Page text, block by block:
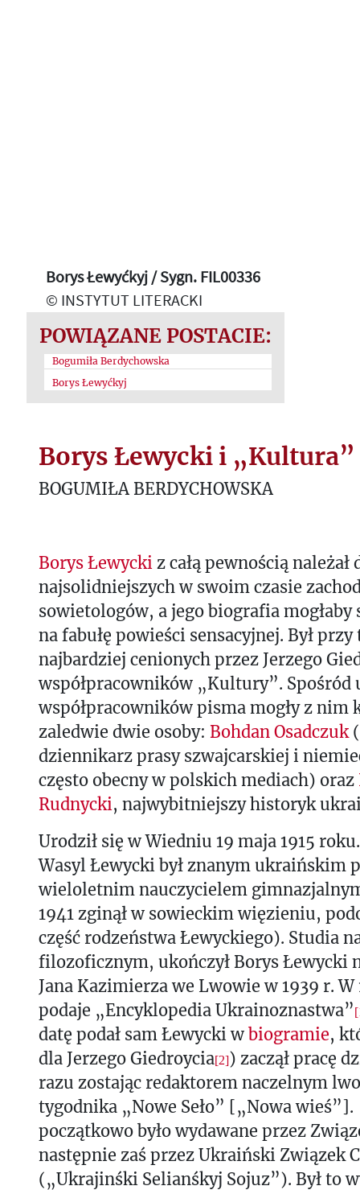
Borys Łewyćkyj / Sygn. FIL00336
© INSTYTUT LITERACKI
POWIĄZANE POSTACIE:
Bogumiła Berdychowska
Borys Łewyćkyj
Borys Łewycki i „Kultura”
BOGUMIŁA BERDYCHOWSKA
Borys Łewycki z całą pewnością należał
najsolidniejszych w swoim czasie
sowietologów, a jego biografia
na fabułę powieści sensacyjnej. Był
najbardziej cenionych przez Jerzego
współpracowników „Kultury”. Spośród
współpracowników pisma mogły z nim
zaledwie dwie osoby: Bohdan Osadczuk
dziennikarz prasy szwajcarskiej i
często obecny w polskich mediach) oraz
Rudnycki, najwybitniejszy historyk
Urodził się w Wiedniu 19 maja 1915
Wasyl Łewycki był znanym ukraińskim
wieloletnim nauczycielem
1941 zginął w sowieckim więzieniu,
część rodzeństwa Łewyckiego). Studia
filozoficznym, ukończył Borys Łewycki
Jana Kazimierza we Lwowie w 1939 r. W
podaje „Encyklopedia Ukrainoznastwa”
datę podał sam Łewycki w biogramie,
dla Jerzego Giedroycia[2]) zaczął pracę
razu zostając redaktorem naczelnym
tygodnika „Nowe Seło” [„Nowa
początkowo było wydawane przez
następnie zaś przez Ukraiński Związek
(„Ukrajinśki Selianśkyj Sojuz”). Był to